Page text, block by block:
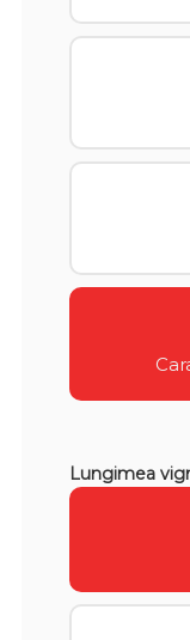
Lungimea